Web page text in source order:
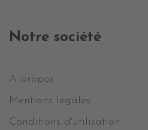
Notre société
A propos
Mentions légales
Conditions d'utilisation